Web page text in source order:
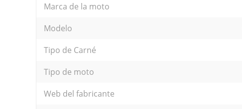
Marca de la moto
Modelo
Tipo de Carné
Tipo de moto
Web del fabricante